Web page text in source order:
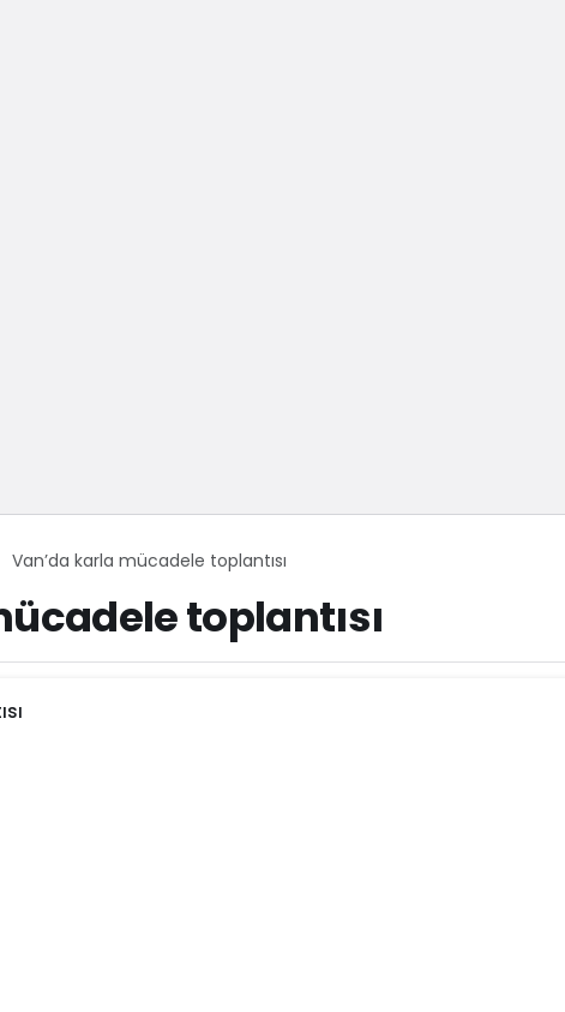
Van’da karla mücadele toplantısı
toplantısı